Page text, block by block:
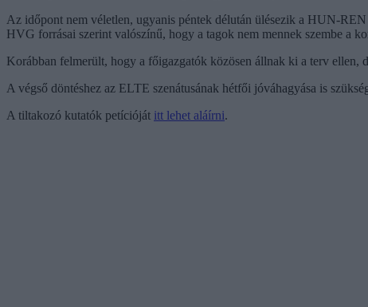
Az időpont nem véletlen, ugyanis péntek délután ülésezik a HUN-
HVG forrásai szerint valószínű, hogy a tagok nem mennek szembe a
Korábban felmerült, hogy a főigazgatók közösen állnak ki a terv ellen,
A végső döntéshez az ELTE szenátusának hétfői jóváhagyása is
A tiltakozó kutatók petícióját itt lehet aláírni.